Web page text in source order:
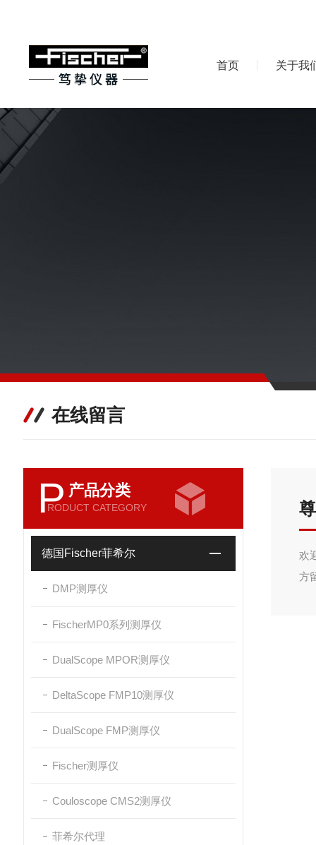
首页 关于我
在线留言
P 产品分类
RODUCT CATEGORY
德国Fischer菲希尔
DMP测厚仪
FischerMP0系列测厚仪
DualScope MPOR测厚仪
DeltaScope FMP10测厚仪
DualScope FMP测厚仪
Fischer测厚仪
Couloscope CMS2测厚仪
菲希尔代理
欢
方